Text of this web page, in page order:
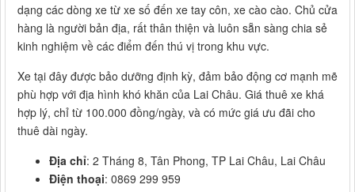
dạng các dòng xe từ xe số đến xe tay côn, xe cào cào. Chủ cửa
hàng là người bản địa, rất thân thiện và luôn sẵn sàng chia sẻ
kinh nghiệm về các điểm đến thú vị trong khu vực.
Xe tại đây được bảo dưỡng định kỳ, đảm bảo động cơ mạnh mẽ
phù hợp với địa hình khó khăn của Lai Châu. Giá thuê xe khá
hợp lý, chỉ từ 100.000 đồng/ngày, và có mức giá ưu đãi cho
thuê dài ngày.
Địa chỉ: 2 Tháng 8, Tân Phong, TP Lai Châu, Lai Châu
Điện thoại: 0869 299 959